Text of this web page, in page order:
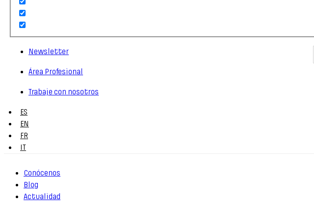
Newsletter
Área Profesional
Trabaje con nosotros
ES
EN
FR
IT
Conócenos
Blog
Actualidad